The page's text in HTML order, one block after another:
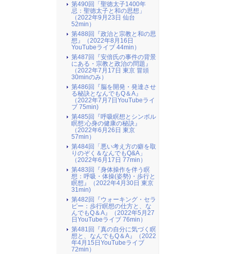
第490回「聖徳太子1400年
忌：聖徳太子と和の思想」
（2022年9月23日 仙台
52min）
第488回『政治と宗教と和の思
想』（2022年8月16日
YouTubeライブ 44min）
第487回『安倍氏の事件の背景
にある・宗教と政治の問題』
（2022年7月17日 東京 冒頭
30minのみ）
第486回『脳を開発・発達させ
る秘訣となんでもQ＆A』
（2022年7月7日YouTubeライ
ブ 75min)
第485回『呼吸瞑想とシンボル
瞑想:心身の健康の秘訣』
（2022年6月26日 東京
57min）
第484回「悪い考え方の癖を取
りのぞく＆なんでもQ&A」
（2022年6月17日 77min）
第483回『身体操作を伴う瞑
想：呼吸・体操(姿勢)・歩行と
瞑想』（2022年4月30日 東京
31min)
第482回『ウォーキング・セラ
ピー：歩行瞑想の仕方と、な
んでもQ＆A』（2022年5月27
日YouTubeライブ 76min）
第481回『真の自分に気づく瞑
想と、なんでもQ＆A』（2022
年4月15日YouTubeライブ
72min）